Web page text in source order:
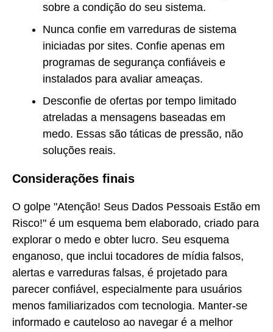
sobre a condição do seu sistema.
Nunca confie em varreduras de sistema
iniciadas por sites. Confie apenas em
programas de segurança confiáveis e
instalados para avaliar ameaças.
Desconfie de ofertas por tempo limitado
atreladas a mensagens baseadas em
medo. Essas são táticas de pressão, não
soluções reais.
Considerações finais
O golpe "Atenção! Seus Dados Pessoais Estão em
Risco!" é um esquema bem elaborado, criado para
explorar o medo e obter lucro. Seu esquema
enganoso, que inclui tocadores de mídia falsos,
alertas e varreduras falsas, é projetado para
parecer confiável, especialmente para usuários
menos familiarizados com tecnologia. Manter-se
informado e cauteloso ao navegar é a melhor